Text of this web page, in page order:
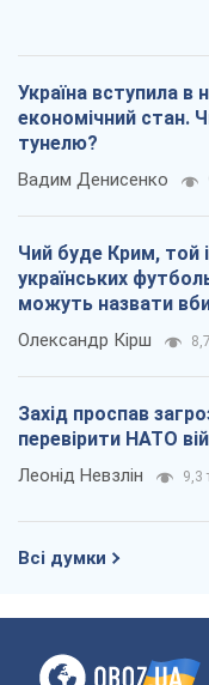
Україна вступила в
економічний стан.
тунелю?
Вадим Денисенко
Чий буде Крим, той
українських
можуть назвати
Олександр Кірш
Захід проспав
перевірити НАТО
Леонід Невзлін 9,3
Всі думки